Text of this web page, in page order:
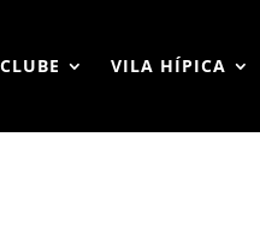
CLUBE VILA HÍPICA